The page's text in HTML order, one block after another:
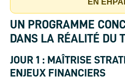
EN
UN PROGRAMME
DANS LA RÉALITÉ DU
JOUR 1 : MAÎTRISE
ENJEUX FINANCIERS